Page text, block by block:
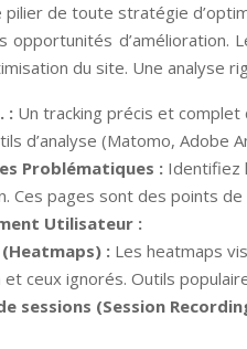
pilier de toute stratégie
d’amélioration.
du site. Une analyse
: Un tracking précis et
d’analyse (Matomo,
Problématiques : Identifiez
Ces pages sont des points
Utilisateur :
: Les heatmaps
ceux ignorés. Outils
sessions (Session